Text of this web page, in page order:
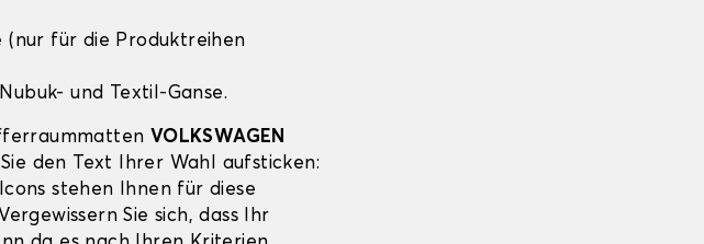
(nur für die Produktreihen
und Textil-Ganse.
VOLKSWAGEN
den Text Ihrer Wahl aufsticken:
stehen Ihnen für diese
Sie sich, dass Ihr